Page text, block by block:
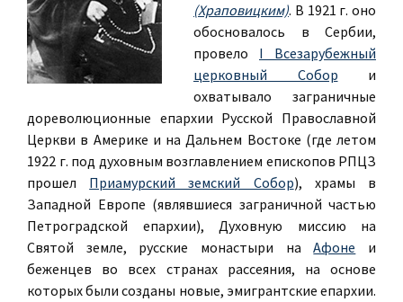
(Храповицким). В 1921 г. оно
обосновалось в Сербии,
провело I Всезарубежный
церковный Собор и
охватывало заграничные
дореволюционные епархии Русской Православной
Церкви в Америке и на Дальнем Востоке (где летом
1922 г. под духовным возглавлением епископов РПЦЗ
прошел Приамурский земский Собор), храмы в
Западной Европе (являвшиеся заграничной частью
Петроградской епархии), Духовную миссию на
Святой земле, русские монастыри наАфоне и
беженцев во всех странах рассеяния, на основе
которых были созданы новые, эмигрантские епархии.